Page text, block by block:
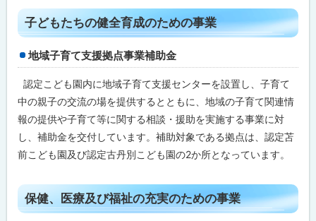
ペ
ー
ジ
内
目
子
も
た
ち
の
健
全
成
の
た
子どもたちの健全育成のための事業
地域子育て支援拠点事業補助金
認定こども園内に地域子育て支援センターを設置し、子育て
中の親子の交流の場を提供するとともに、地域の子育て関連情
報の提供や子育て等に関する相談・援助を実施する事業に対
し、補助金を交付しています。補助対象である拠点は、認定苫
前こども園及び認定古丹別こども園の2か所となっています。
ト
ッ
保健、医療及び福祉の充実のための事業